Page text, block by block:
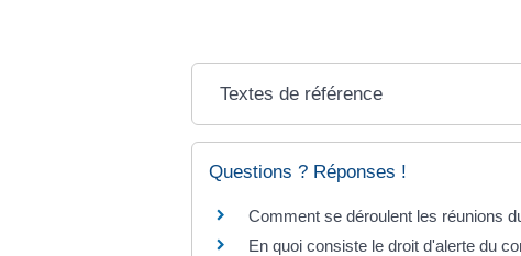
Textes de référence
Questions ? Réponses !
Comment se déroulent les réunions
En quoi consiste le droit d'alerte du